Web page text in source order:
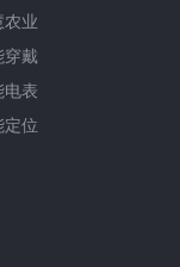
农业
穿戴
电表
定位